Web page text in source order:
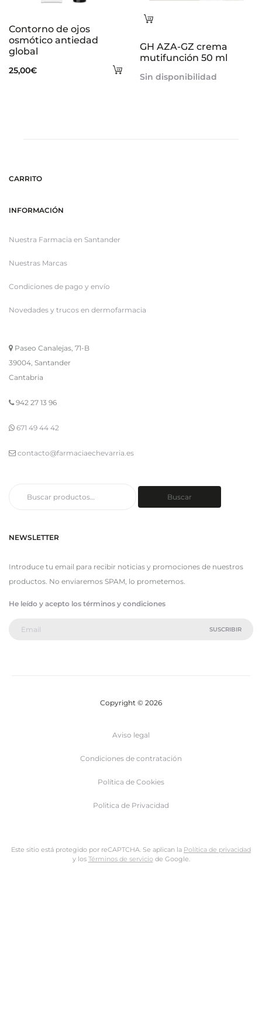
Añadir
Contorno de ojos
osmótico antiedad
global
25,00€
Leer
GH AZA-GZ crema
mutifunción 50 ml
Sin disponibilidad
CARRITO
INFORMACIÓN
Nuestra Farmacia en Santander
Nuestras Marcas
Condiciones de pago y envío
Novedades y trucos en dermofarmacia
Paseo Canalejas, 71-B
39004, Santander
Cantabria
942 27 13 96
671 49 44 42
contacto@farmaciaechevarria.es
Buscar
NEWSLETTER
Introduce tu email para recibir noticias y promociones de nuestros
productos. No enviaremos SPAM, lo prometemos.
He leído y acepto los términos y condiciones
Copyright © 2026
Aviso legal
Condiciones de contratación
Política de Cookies
Politica de Privacidad
Este sitio está protegido por reCAPTCHA. Se aplican la Política de privacidad
y los Términos de serviciode Google.